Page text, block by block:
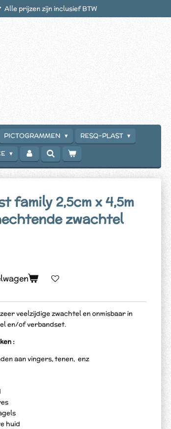
Alle prijzen zijn inclusief BTW
PICTOGRAMMEN
RESQ-PLAST
family 2,5cm x 4,5m
zwachtel
veelzijdige zwachtel en onmisbaar in
en/of verbandset.
:
aan vingers, tenen, enz
huid